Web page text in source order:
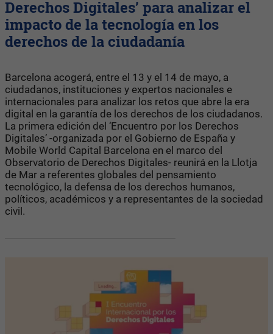
Derechos Digitales’ para analizar el
impacto de la tecnología en los
derechos de la ciudadanía
Barcelona acogerá, entre el 13 y el 14 de mayo, a
ciudadanos, instituciones y expertos nacionales e
internacionales para analizar los retos que abre la era
digital en la garantía de los derechos de los ciudadanos.
La primera edición del ‘Encuentro por los Derechos
Digitales’ -organizada por el Gobierno de España y
Mobile World Capital Barcelona en el marco del
Observatorio de Derechos Digitales- reunirá en la Llotja
de Mar a referentes globales del pensamiento
tecnológico, la defensa de los derechos humanos,
políticos, académicos y a representantes de la sociedad
civil.